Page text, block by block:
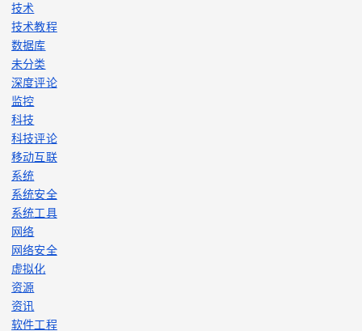
技术
技术教程
数据库
未分类
深度评论
监控
科技
科技评论
移动互联
系统
系统安全
系统工具
网络
网络安全
虚拟化
资源
资讯
软件工程